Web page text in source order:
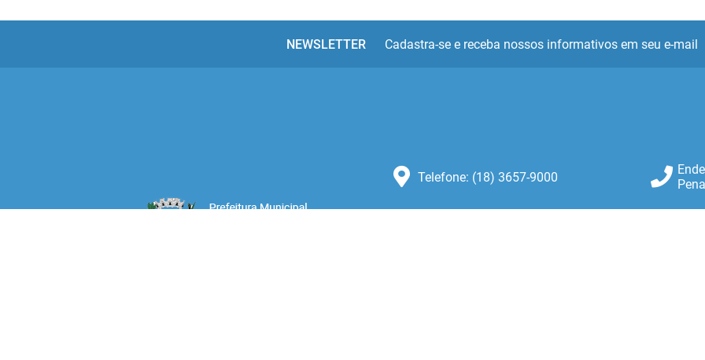
NEWSLETTER Cadastra-se e receba nossos informativos em seu e-mail
Telefone: (18) 3657-9000